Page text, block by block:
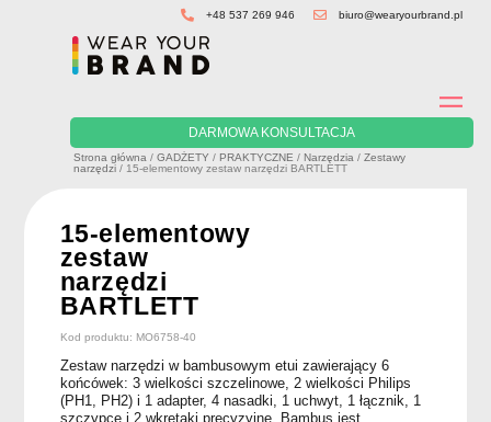
+48 537 269 946 biuro@wearyourbrand.pl
DARMOWA KONSULTACJA
Strona główna /GADŻETY / PRAKTYCZNE / Narzędzia /Zestawy
narzędzi / 15-elementowy zestaw narzędzi BARTLETT
15-elementowy
zestaw
narzędzi
BARTLETT
Kod produktu: MO6758-40
Zestaw narzędzi w bambusowym etui zawierający 6
końcówek: 3 wielkości szczelinowe, 2 wielkości Philips
(PH1, PH2) i 1 adapter, 4 nasadki, 1 uchwyt, 1 łącznik, 1
szczypce i 2 wkrętaki precyzyjne. Bambus jest